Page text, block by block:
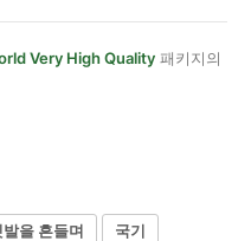
Very High Quality 패키지의
발을 흔들며
국기